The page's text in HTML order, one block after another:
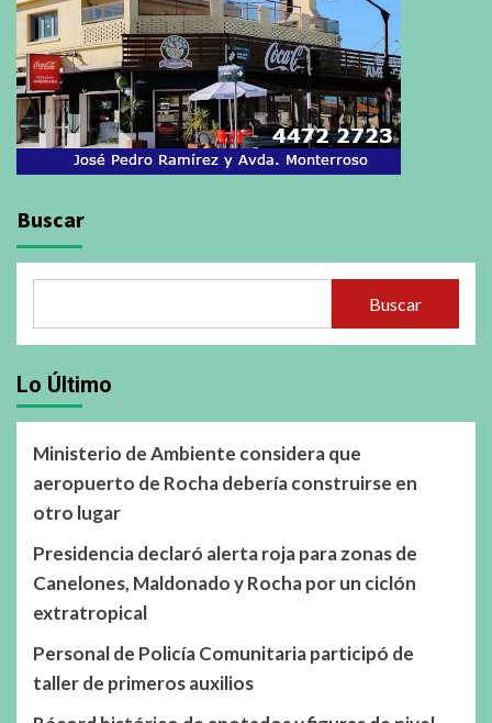
Buscar
Buscar
Lo Último
Ministerio de Ambiente considera que
aeropuerto de Rocha debería construirse en
otro lugar
Presidencia declaró alerta roja para zonas de
Canelones, Maldonado y Rocha por un ciclón
extratropical
Personal de Policía Comunitaria participó de
taller de primeros auxilios